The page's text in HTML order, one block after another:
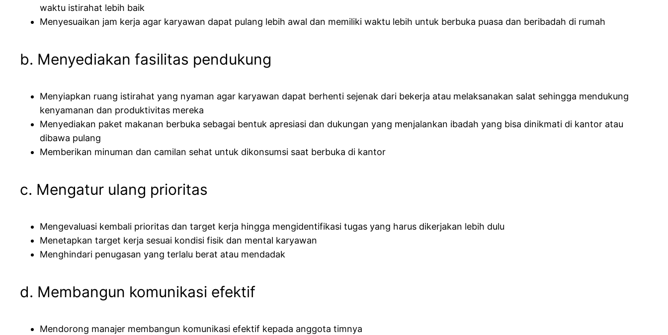
waktu istirahat lebih baik
Menyesuaikan jam kerja agar karyawan dapat pulang lebih awal dan memiliki waktu lebih untuk berbuka puasa dan beribadah di rumah
b. Menyediakan fasilitas pendukung
Menyiapkan ruang istirahat yang nyaman agar karyawan dapat berhenti sejenak dari bekerja atau melaksanakan salat sehingga mendukung
kenyamanan dan produktivitas mereka
Menyediakan paket makanan berbuka sebagai bentuk apresiasi dan dukungan yang menjalankan ibadah yang bisa dinikmati di kantor atau
dibawa pulang
Memberikan minuman dan camilan sehat untuk dikonsumsi saat berbuka di kantor
c. Mengatur ulang prioritas
Mengevaluasi kembali prioritas dan target kerja hingga mengidentifikasi tugas yang harus dikerjakan lebih dulu
Menetapkan target kerja sesuai kondisi fisik dan mental karyawan
Menghindari penugasan yang terlalu berat atau mendadak
d. Membangun komunikasi efektif
Mendorong manajer membangun komunikasi efektif kepada anggota timnya